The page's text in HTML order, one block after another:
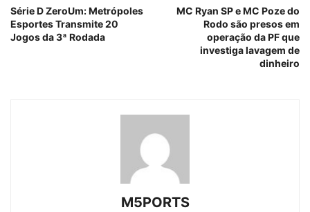
Série D ZeroUm: Metrópoles
Esportes Transmite 20
Jogos da 3ª Rodada
MC Ryan SP e MC Poze do
Rodo são presos em
operação da PF que
investiga lavagem de
dinheiro
M5PORTS